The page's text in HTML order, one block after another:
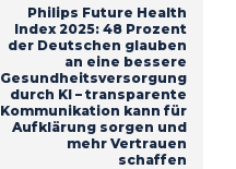
Philips Future Health
Index 2025: 48 Prozent
der Deutschen glauben
an eine bessere
Gesundheitsversorgung
durch KI – transparente
Kommunikation kann für
Aufklärung sorgen und
mehr Vertrauen
schaffen